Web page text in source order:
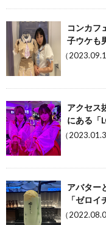
コンカフ
子ウケも
（
アクセス
にある「
（
アバター
「ゼロ
（